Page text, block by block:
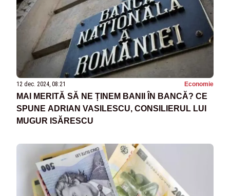
12 dec. 2024, 08:21 Economie
MAI MERITĂ SĂ NE ȚINEM BANII ÎN BANCĂ? CE
SPUNE ADRIAN VASILESCU, CONSILIERUL LUI
MUGUR ISĂRESCU